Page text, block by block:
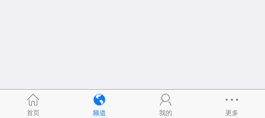
首页 频道 我的 更多